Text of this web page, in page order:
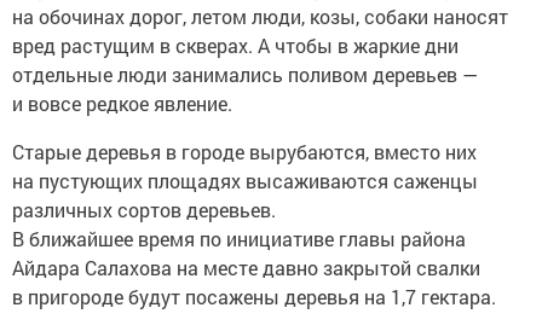
на обочинах дорог, летом люди, козы, собаки наносят
вред растущим в скверах. А чтобы в жаркие дни
отдельные люди занимались поливом деревьев —
и вовсе редкое явление.
Старые деревья в городе вырубаются, вместо них
на пустующих площадях высаживаются саженцы
различных сортов деревьев.
В ближайшее время по инициативе главы района
Айдара Салахова на месте давно закрытой свалки
в пригороде будут посажены деревья на 1,7 гектара.